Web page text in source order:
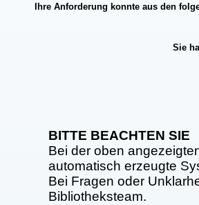
Ihre Anforderung konnte aus den
Sie
BITTE BEACHTEN SIE
Bei der oben
automatisch erzeugte
Bei Fragen oder
Bibliotheksteam.